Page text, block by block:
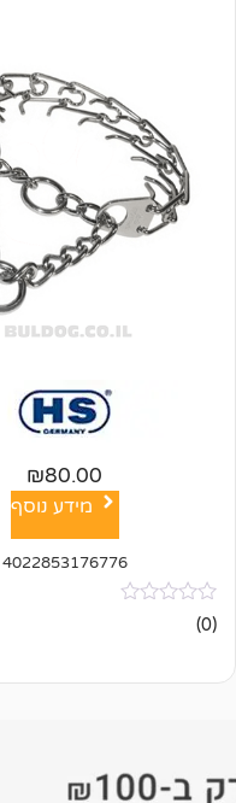
₪80.00
מידע נוסף
4022853176776
אין
ביקורות
(0)